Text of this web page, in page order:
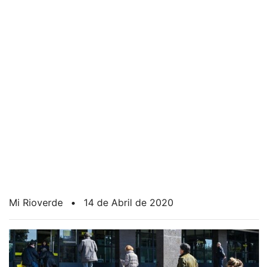
Mi Rioverde • 14 de Abril de 2020